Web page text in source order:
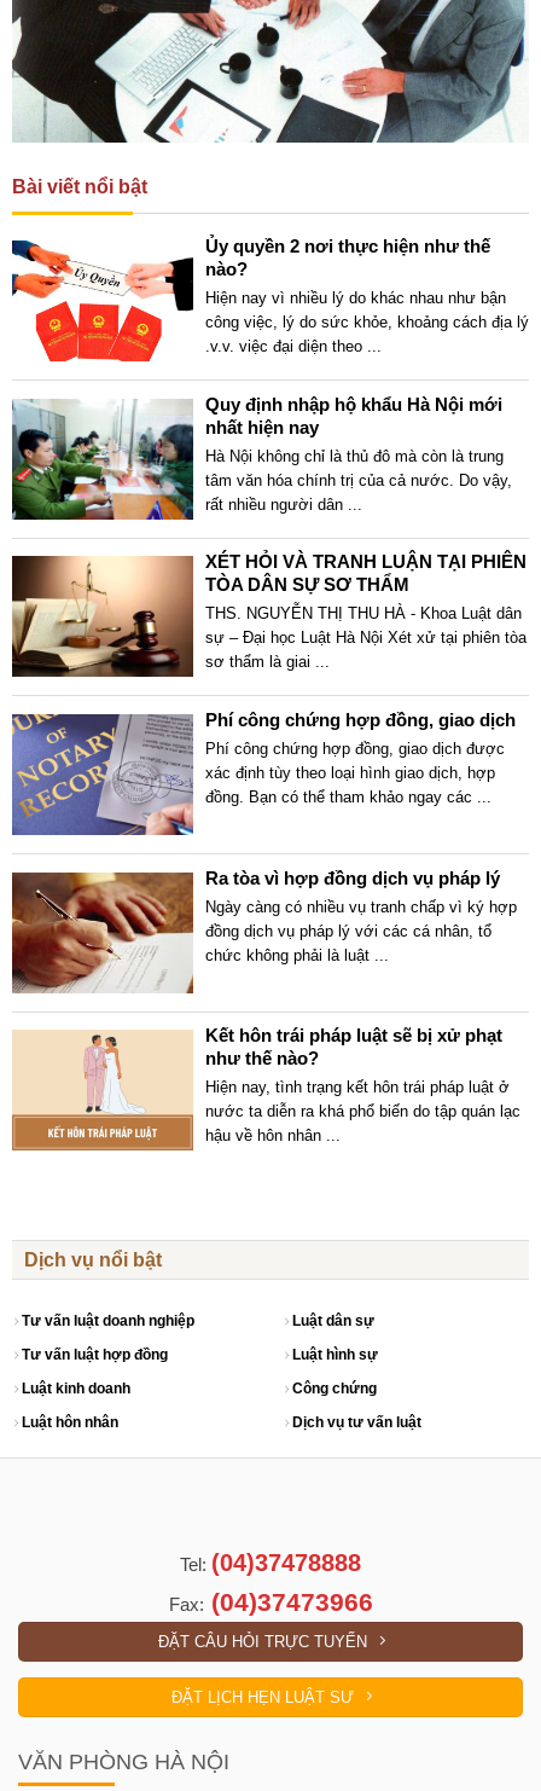
Bài viết nổi bật
Ủy quyền 2 nơi thực hiện như thế
nào?
Hiện nay vì nhiều lý do khác nhau như bận
công việc, lý do sức khỏe, khoảng cách địa lý
.v.v. việc đại diện theo ...
Quy định nhập hộ khẩu Hà Nội mới
nhất hiện nay
Hà Nội không chỉ là thủ đô mà còn là trung
tâm văn hóa chính trị của cả nước. Do vậy,
rất nhiều người dân
XÉT HỎI VÀ TRANH LUẬN TẠI PHIÊN
TÒA DÂN SỰ SƠ THẨM
THS. NGUYỄN THỊ THU HÀ - Khoa Luật dân
sự – Đại học Luật Hà Nội Xét xử tại phiên tòa
sơ thẩm là giai ...
Phí công chứng hợp đồng, giao dịch
Phí công chứng hợp đồng, giao dịch được
xác định tùy theo loại hình giao dịch, hợp
đồng. Bạn có thể tham khảo ngay các
Ra tòa vì hợp đồng dịch vụ pháp lý
Ngày càng có nhiều vụ tranh chấp vì ký hợp
đồng dịch vụ pháp lý với các cá nhân, tổ
chức không phải là luật
Kết hôn trái pháp luật sẽ bị xử phạt
như thế nào?
Hiện nay, tình trạng kết hôn trái pháp luật ở
nước ta diễn ra khá phổ biến do tập quán lạc
hậu về hôn nhân ...
Dịch vụ nổi bật
Tư vấn luật doanh nghiệp
Tư vấn luật hợp đồng
Luật dân sự
Luật hình sự
Luật kinh doanh
Luật hôn nhân
Công chứng
Dịch vụ tư vấn luật
Tel: (04)37478888
Fax: (04)37473966
ĐẶT CÂU HỎI TRỰC TUYẾN
ĐẶT LỊCH HẸN LUẬT SƯ
VĂN PHÒNG HÀ NỘI